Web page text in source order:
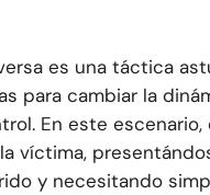
es una táctica
para cambiar la
En este escenario,
víctima,
y necesitando